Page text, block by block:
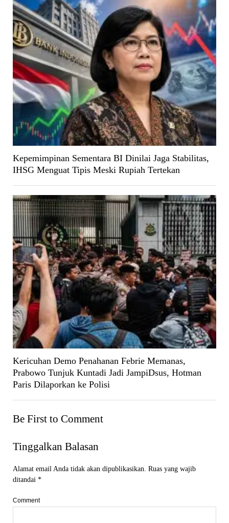
Kepemimpinan Sementara BI Dinilai Jaga Stabilitas,
IHSG Menguat Tipis Meski Rupiah Tertekan
Kericuhan Demo Penahanan Febrie Memanas,
Prabowo Tunjuk Kuntadi Jadi JampiDsus, Hotman
Paris Dilaporkan ke Polisi
Be First to Comment
Tinggalkan Balasan
Alamat email Anda tidak akan dipublikasikan. Ruas yang wajib
ditandai *
Comment